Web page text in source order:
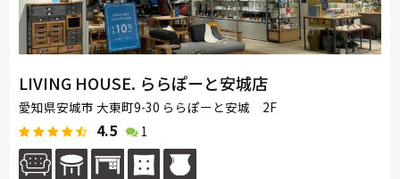
LIVING HOUSE. ららぽーと安城店
愛知県安城市 大東町9-30 ららぽーと安城 2F
4.5 1